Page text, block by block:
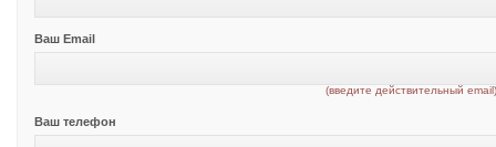
Ваш Email
(введите действительный
Ваш телефон